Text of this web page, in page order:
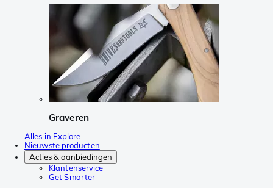
Graveren
Alles in Explore
Nieuwste producten
Acties & aanbiedingen
Klantenservice
Get Smarter